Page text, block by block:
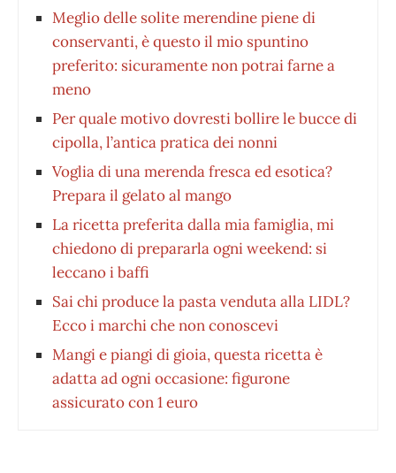
Meglio delle solite merendine piene di
conservanti, è questo il mio spuntino
preferito: sicuramente non potrai farne a
meno
Per quale motivo dovresti bollire le bucce di
cipolla, l’antica pratica dei nonni
Voglia di una merenda fresca ed esotica?
Prepara il gelato al mango
La ricetta preferita dalla mia famiglia, mi
chiedono di prepararla ogni weekend: si
leccano i baffi
Sai chi produce la pasta venduta alla LIDL?
Ecco i marchi che non conoscevi
Mangi e piangi di gioia, questa ricetta è
adatta ad ogni occasione: figurone
assicurato con 1 euro